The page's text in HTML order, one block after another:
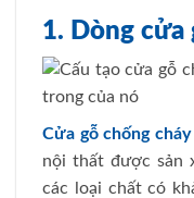
1. Dòng cửa
Cửa gỗ chống cháy
nội thất được sản
các loại chất có